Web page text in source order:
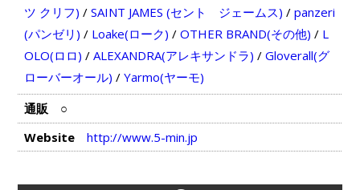
ツ クリフ) / SAINT JAMES (セント ジェームス) / panzeri
(パンゼリ) / Loake(ローク) / OTHER BRAND(その他) / L
OLO(ロロ) / ALEXANDRA(アレキサンドラ) / Gloverall(グ
ローバーオール) / Yarmo(ヤーモ)
通販
○
Website
http://www.5-min.jp